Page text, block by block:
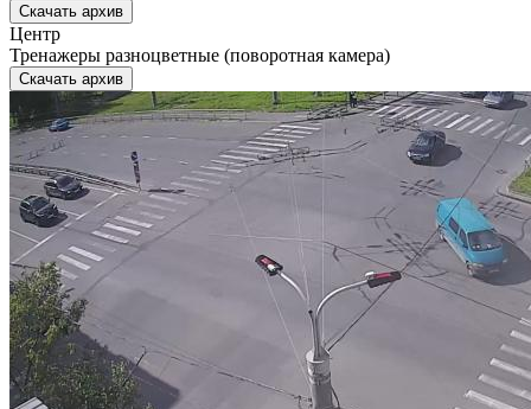
Скачать архив
Центр
Тренажеры разноцветные (поворотная камера)
Скачать архив